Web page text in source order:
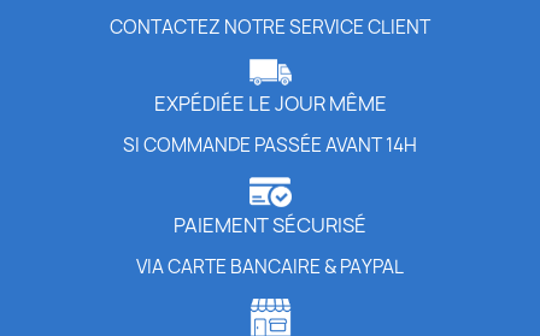
CONTACTEZ NOTRE SERVICE CLIENT
EXPÉDIÉE LE JOUR MÊME
SI COMMANDE PASSÉE AVANT 14H
PAIEMENT SÉCURISÉ
VIA CARTE BANCAIRE & PAYPAL